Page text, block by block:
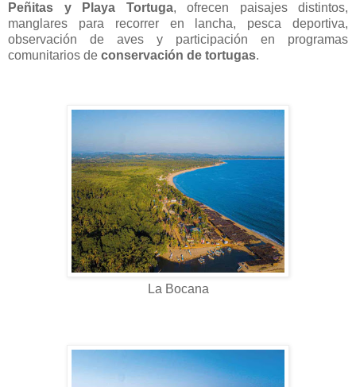
Peñitas y Playa Tortuga, ofrecen paisajes distintos,
manglares para recorrer en lancha, pesca deportiva,
observación de aves y participación en programas
comunitarios de conservación de tortugas.
La Bocana